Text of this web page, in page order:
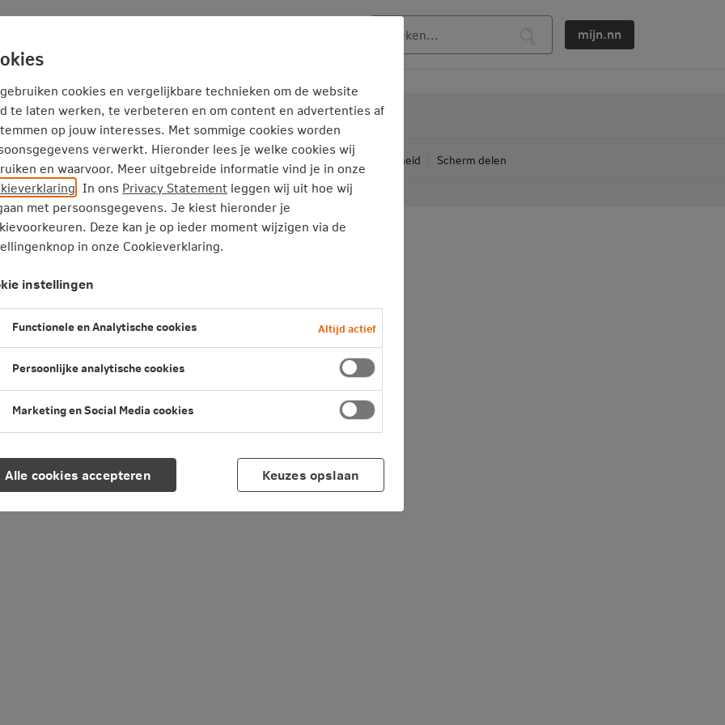
mijn.nn
ondernemen Privacy Toegankelijkheid Scherm delen
cookies en vergelijkbare technieken om de website
te laten werken, te verbeteren en om content en advertenties af
op jouw interesses. Met sommige cookies worden
verwerkt. Hieronder lees je welke cookies wij
en waarvoor. Meer uitgebreide informatie vind je in onze
. In ons Privacy Statement leggen wij uit hoe wij
met persoonsgegevens. Je kiest hieronder je
Deze kan je op ieder moment wijzigen via de
in onze Cookieverklaring.
Alle cookies accepteren
instellingen
Functionele en Analytische cookies Altijd actief
Persoonlijke analytische cookies
Marketing en Social Media cookies
Keuzes opslaan